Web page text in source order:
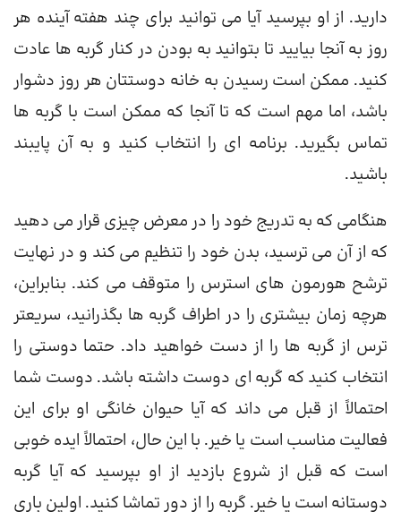
دارید. از او بپرسید آیا می توانید برای چند هفته آینده هر
روز به آنجا بیایید تا بتوانید به بودن در کنار گربه ها عادت
کنید. ممکن است رسیدن به خانه دوستتان هر روز دشوار
باشد، اما مهم است که تا آنجا که ممکن است با گربه ها
تماس بگیرید. برنامه ای را انتخاب کنید و به آن پایبند
باشید.
هنگامی که به تدریج خود را در معرض چیزی قرار می دهید
که از آن می ترسید، بدن خود را تنظیم می کند و در نهایت
ترشح هورمون های استرس را متوقف می کند. بنابراین،
هرچه زمان بیشتری را در اطراف گربه ها بگذرانید، سریعتر
ترس از گربه ها را از دست خواهید داد. حتما دوستی را
انتخاب کنید که گربه ای دوست داشته باشد. دوست شما
احتمالاً از قبل می داند که آیا حیوان خانگی او برای این
فعالیت مناسب است یا خیر. با این حال، احتمالاً ایده خوبی
است که قبل از شروع بازدید از او بپرسید که آیا گربه
دوستانه است یا خیر. گربه را از دور تماشا کنید. اولین باری